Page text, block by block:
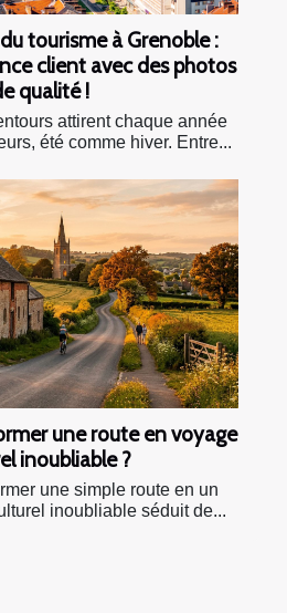
tourisme à Grenoble :
client avec des photos
qualité !
attirent chaque année
été comme hiver. Entre...
une route en voyage
inoubliable ?
une simple route en un
inoubliable séduit de...